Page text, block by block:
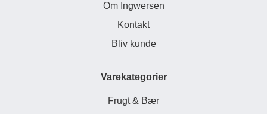
Om Ingwersen
Kontakt
Bliv kunde
Varekategorier
Frugt & Bær